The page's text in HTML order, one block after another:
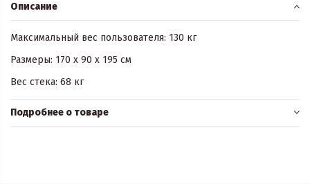
Описание
Максимальный вес пользователя: 130 кг
Размеры: 170 x 90 x 195 см
Вес стека: 68 кг
Подробнее о товаре